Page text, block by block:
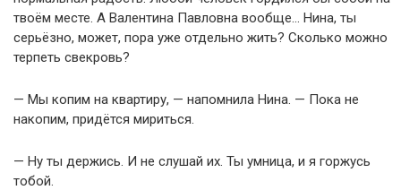
твоём месте. А Валентина Павловна вообще… Нина, ты
серьёзно, может, пора уже отдельно жить? Сколько можно
терпеть свекровь?
— Мы копим на квартиру, — напомнила Нина. — Пока не
накопим, придётся мириться.
— Ну ты держись. И не слушай их. Ты умница, и я горжусь
тобой.